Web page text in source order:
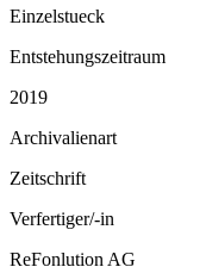
Einzelstueck
Entstehungszeitraum
2019
Archivalienart
Zeitschrift
Verfertiger/-in
ReFonlution AG